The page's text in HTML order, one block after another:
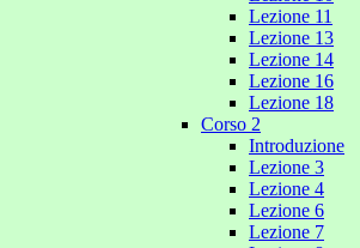
Lezione 11
Lezione 13
Lezione 14
Lezione 16
Lezione 18
Corso 2
Introduzione
Lezione 3
Lezione 4
Lezione 6
Lezione 7